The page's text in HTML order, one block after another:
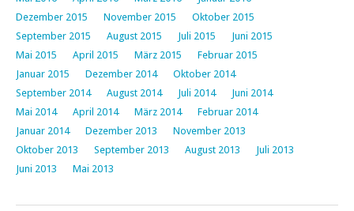
Dezember 2015
November 2015
Oktober 2015
September 2015
August 2015 Juli 2015
Juni 2015
Mai 2015
April 2015 März 2015
Februar 2015
Januar 2015
Dezember 2014
Oktober 2014
September 2014
August 2014 Juli 2014
Juni 2014
Mai 2014
April 2014 März 2014
Februar 2014
Januar 2014
Dezember 2013
November 2013
Oktober 2013
September 2013 August 2013
Juli 2013
Juni 2013
Mai 2013